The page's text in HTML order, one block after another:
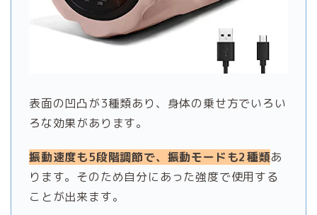
表面の凹凸が3種類あり、身体の乗せ方でいろい
ろな効果があります。
振動速度も5段階調節で、振動モードも2種類あ
ります。そのため自分にあった強度で使用する
ことが出来ます。